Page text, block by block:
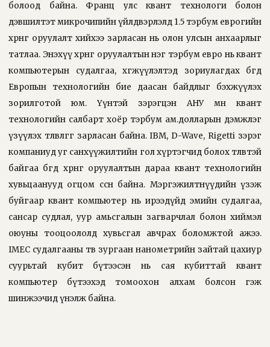
болоод байна. Франц улс квант технологи болон
дэвшилтэт микрочипийн үйлдвэрлэлд 1.5 тэрбум еврогийн
хөрөнгө оруулалт хийхээ зарласан нь олон улсын анхаарлыг
татлаа. Энэхүү хөрөнгө оруулалтын нэг тэрбум евро нь квант
компьютерын судалгаа, хөгжүүлэлтэд зориулагдах бөгөөд
Европын технологийн бие даасан байдлыг бэхжүүлэх
зорилготой юм. Үүнтэй зэрэгцэн АНУ мөн квант
технологийн салбарт хоёр тэрбум ам.долларын дэмжлэг
үзүүлэх төлөвлөгөөг зарласан байна. IBM, D-Wave, Rigetti зэрэг
компаниуд уг санхүүжилтийн гол хүртэгчид болох төлөвтэй
байгаа бөгөөд хөрөнгө оруулалтын дараа квант технологийн
хувьцаанууд огцом өссөн байна. Мэргэжилтнүүдийн үзэж
буйгаар квант компьютер нь ирээдүйд эмийн судалгаа,
сансар судлал, уур амьсгалын загварчлал болон хиймэл
оюуны тооцоололд хувьсгал авчрах боломжтой ажээ.
IMEC судалгааны төв зургаан нанометрийн зайтай цахиур
суурьтай кубит бүтээсэн нь сая кубиттай квант
компьютер бүтээхэд томоохон алхам болсон гэж
шинжээчид үнэлж байна.